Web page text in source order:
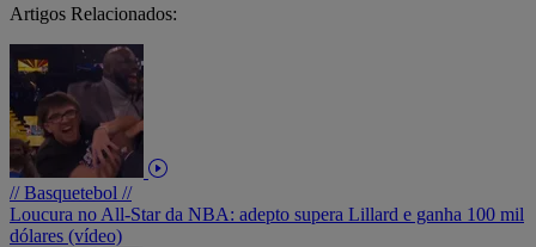
Artigos Relacionados:
// Basquetebol //
Loucura no All-Star da NBA: adepto supera Lillard e ganha 100 mil
dólares (vídeo)